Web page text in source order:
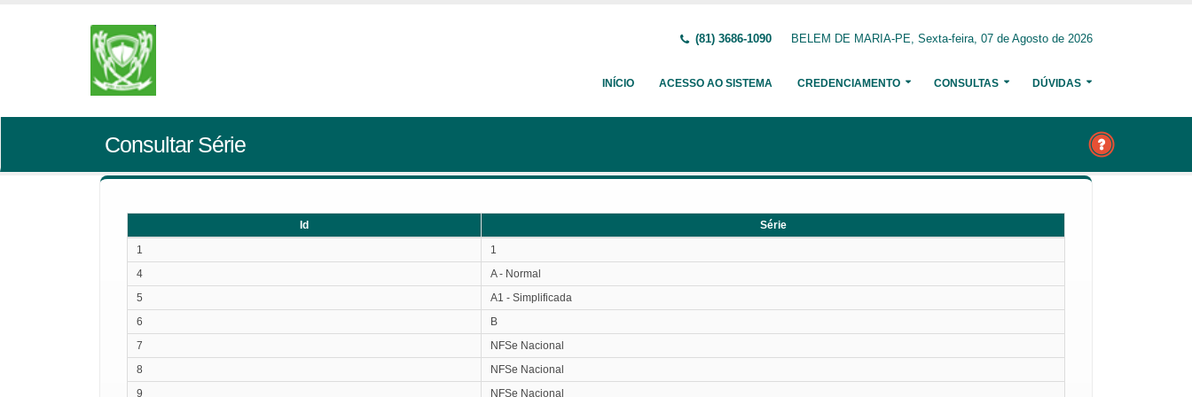
(81) 3686-1090 BELEM DE MARIA-PE, Sexta-feira, 07 de Agosto de 2026
INÍCIO ACESSO AO SISTEMA CREDENCIAMENTO CONSULTAS DÚVIDAS
Consultar Série
Id
Série
1
1
4
A - Normal
5
A1 - Simplificada
6
B
7
NFSe Nacional
8
NFSe Nacional
9
NFSe Nacional